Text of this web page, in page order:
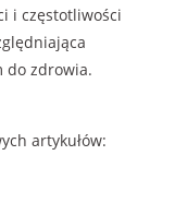
i częstotliwości
do zdrowia.
artykułów: